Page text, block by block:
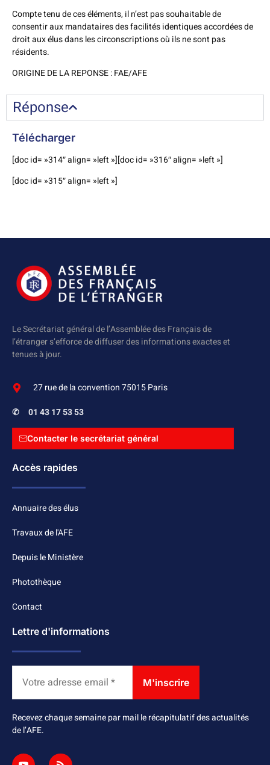
Compte tenu de ces éléments, il n’est pas souhaitable de
consentir aux mandataires des facilités identiques accordées de
droit aux élus dans les circonscriptions où ils ne sont pas
résidents.
ORIGINE DE LA REPONSE : FAE/AFE
Réponse
Télécharger
[doc id= »314″ align= »left »][doc id= »316″ align= »left »]
[doc id= »315″ align= »left »]
Le Secrétariat général de l’Assemblée des Français de
l’étranger s’efforce de diffuser des informations exactes et
tenues à jour.
27 rue de la convention 75015 Paris
✆ 01 43 17 53 53
Contacter le secrétariat général
Accès rapides
Annuaire des élus
Travaux de l'AFE
Depuis le Ministère
Photothèque
Contact
Lettre d'informations
Recevez chaque semaine par mail le récapitulatif des actualités
de l’AFE.